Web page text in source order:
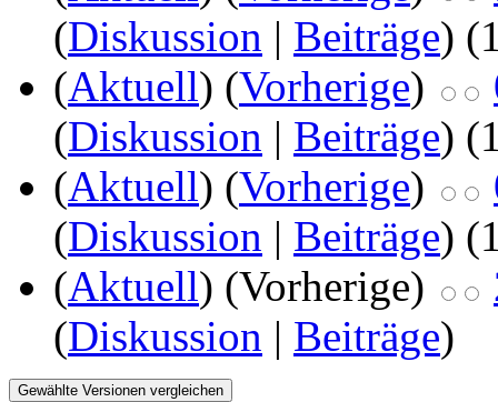
(Diskussion | Beiträge)
(Aktuell) (Vorherige)
(Diskussion | Beiträge)
(Aktuell) (Vorherige)
(Diskussion | Beiträge)
(Aktuell) (Vorherige)
(Diskussion | Beiträge)